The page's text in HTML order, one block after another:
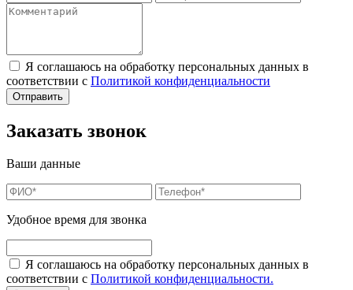
Я соглашаюсь на обработку персональных данных в
соответствии с Политикой конфиденциальности
Заказать звонок
Ваши данные
Удобное время для звонка
Я соглашаюсь на обработку персональных данных в
соответствии с Политикой конфиденциальности.